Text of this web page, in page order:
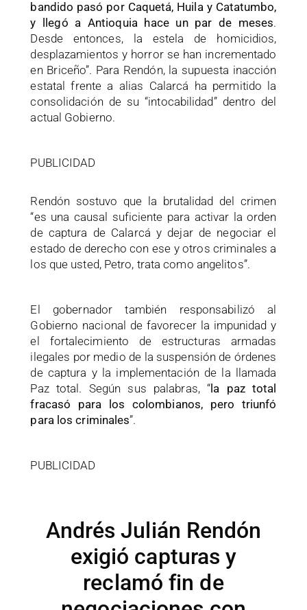
bandido pasó por Caquetá, Huila y Catatumbo,
y llegó a Antioquia hace un par de meses.
Desde entonces, la estela de homicidios,
desplazamientos y horror se han incrementado
en Briceño”. Para Rendón, la supuesta inacción
estatal frente a alias Calarcá ha permitido la
consolidación de su “intocabilidad” dentro del
actual Gobierno.
PUBLICIDAD
Rendón sostuvo que la brutalidad del crimen
“es una causal suficiente para activar la orden
de captura de Calarcá y dejar de negociar el
estado de derecho con ese y otros criminales a
los que usted, Petro, trata como angelitos”.
El gobernador también responsabilizó al
Gobierno nacional de favorecer la impunidad y
el fortalecimiento de estructuras armadas
ilegales por medio de la suspensión de órdenes
de captura y la implementación de la llamada
Paz total. Según sus palabras, “la paz total
fracasó para los colombianos, pero triunfó
para los criminales”.
PUBLICIDAD
Andrés Julián Rendón
exigió capturas y
reclamó fin de